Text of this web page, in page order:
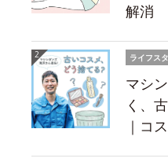
解消
ライフス
マシ
く、
｜コ